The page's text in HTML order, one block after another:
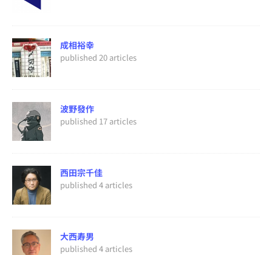
成相裕幸
published 20 articles
波野發作
published 17 articles
西田宗千佳
published 4 articles
大西寿男
published 4 articles